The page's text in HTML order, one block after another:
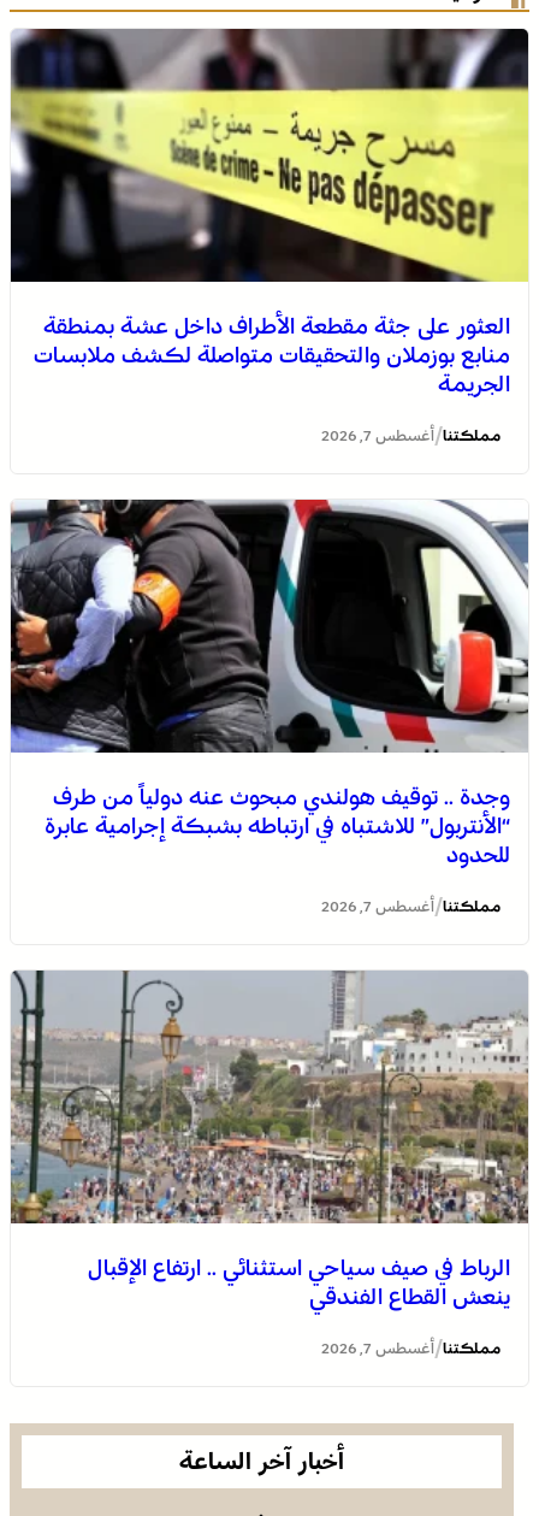
العثور على جثة مقطعة الأطراف داخل عشة بمنطقة
منابع بوزملان والتحقيقات متواصلة لكشف ملابسات
الجريمة
مملكتنا/ أغسطس 7, 2026
وجدة .. توقيف هولندي مبحوث عنه دولياً من طرف
“الأنتربول” للاشتباه في ارتباطه بشبكة إجرامية عابرة
للحدود
مملكتنا/ أغسطس 7, 2026
الرباط في صيف سياحي استثنائي .. ارتفاع الإقبال
ينعش القطاع الفندقي
مملكتنا/ أغسطس 7, 2026
أخبار آخر الساعة
التفاصيل الكاملة لاقتحام ولي العهد مياه سبتة المحتلة على
لسان الهدهد !
العثور على جثة مقطعة الأطراف داخل عشة بمنطقة منابع